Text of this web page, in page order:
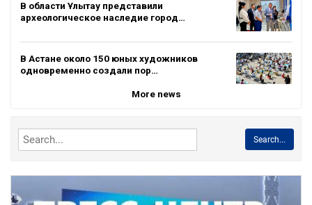
В области Ұлытау представили
археологическое наследие город…
В Астане около 150 юных художников
одновременно создали пор…
More news
Search...